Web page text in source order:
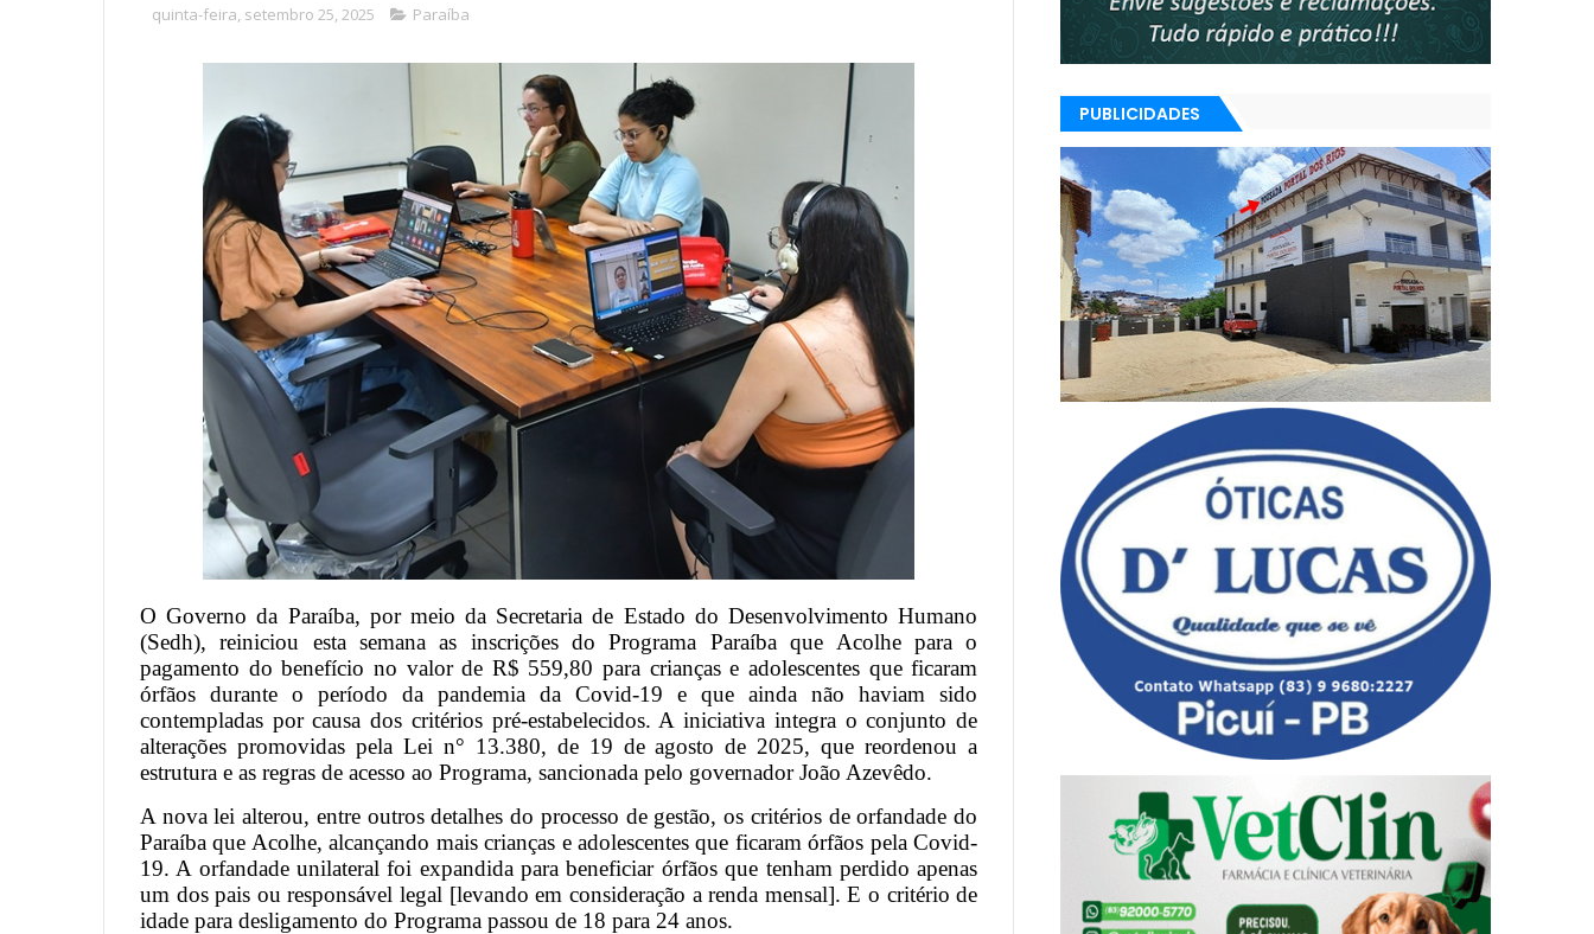
quinta-feira, setembro 25, 2025 Paraíba
O Governo da Paraíba, por meio da Secretaria de Estado do Desenvolvimento Humano
(Sedh), reiniciou esta semana as inscrições do Programa Paraíba que Acolhe para o
pagamento do benefício no valor de R$ 559,80 para crianças e adolescentes que ficaram
órfãos durante o período da pandemia da Covid-19 e que ainda não haviam sido
contempladas por causa dos critérios pré-estabelecidos. A iniciativa integra o conjunto de
alterações promovidas pela Lei n° 13.380, de 19 de agosto de 2025, que reordenou a
estrutura e as regras de acesso ao Programa, sancionada pelo governador João Azevêdo.
A nova lei alterou, entre outros detalhes do processo de gestão, os critérios de orfandade do
Paraíba que Acolhe, alcançando mais crianças e adolescentes que ficaram órfãos pela Covid-
19. A orfandade unilateral foi expandida para beneficiar órfãos que tenham perdido apenas
um dos pais ou responsável legal [levando em consideração a renda mensal]. E o critério de
idade para desligamento do Programa passou de 18 para 24 anos.
PUBLICIDADES